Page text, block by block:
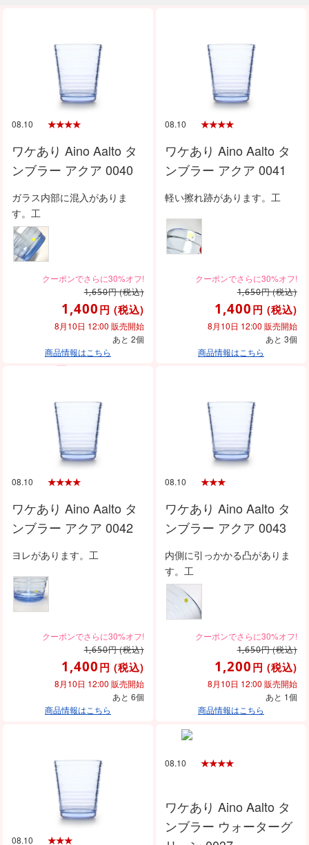
08.10
ワケあり Aino Aalto タ
ンブラー アクア 0040
ガラス内部に混入がありま
す。工
1,650円(税込)
1,400円 (税込)
8月10日 12:00 販売開始
あと 2個
商品情報はこちら
08.10
ワケあり Aino Aalto タ
ンブラー アクア 0041
軽い擦れ跡があります。工
1,650円(税込)
1,400円 (税込)
8月10日 12:00 販売開始
あと 3個
商品情報はこちら
08.10
ワケあり Aino Aalto タ
ンブラー アクア 0042
ヨレがあります。工
1,650円(税込)
1,400円 (税込)
8月10日 12:00 販売開始
あと 6個
商品情報はこちら
08.10
ワケあり Aino Aalto タ
ンブラー アクア 0043
内側に引っかかる凸がありま
す。工
1,650円(税込)
1,200円 (税込)
8月10日 12:00 販売開始
あと 1個
商品情報はこちら
08.10
08.10
ワケあり Aino Aalto タ
ンブラー ウォーターグ